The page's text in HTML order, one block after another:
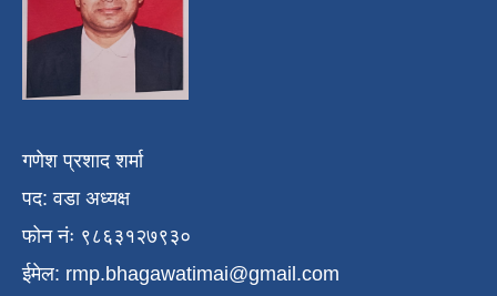
गणेश प्रशाद शर्मा
पद: वडा अध्यक्ष
फोन नंः ९८६३१२७९३०
ईमेल: rmp.bhagawatimai@gmail.com